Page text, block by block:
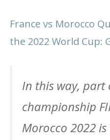
France vs Morocco
the 2022 World Cup:
In this way, part
championship
Morocco 2022